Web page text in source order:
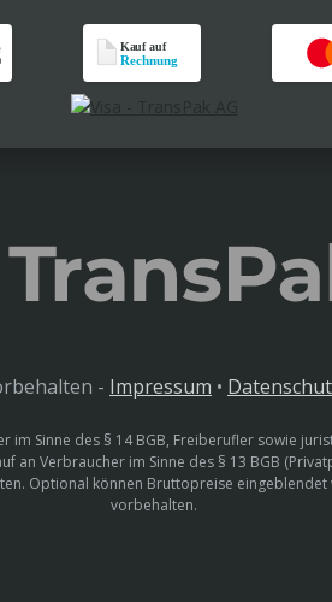
- Impressum •
Sinne des § 14 BGB, Freiberufler sowie
an Verbraucher im Sinne des § 13 BGB
Optional können Bruttopreise
vorbehalten.